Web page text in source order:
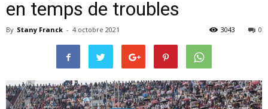
en temps de troubles
By Stany Franck - 4 octobre 2021 0
3043